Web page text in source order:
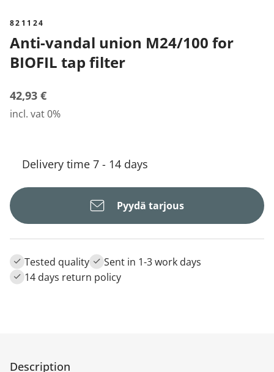
821124
Anti-vandal union M24/100 for
BIOFIL tap filter
42,93 €
incl. vat 0%
Delivery time 7 - 14 days
Pyydä tarjous
Tested quality
Sent in 1-3 work days
14 days return policy
Description